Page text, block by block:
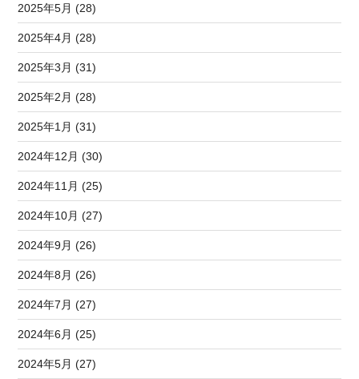
2025年5月 (28)
2025年4月 (28)
2025年3月 (31)
2025年2月 (28)
2025年1月 (31)
2024年12月 (30)
2024年11月 (25)
2024年10月 (27)
2024年9月 (26)
2024年8月 (26)
2024年7月 (27)
2024年6月 (25)
2024年5月 (27)